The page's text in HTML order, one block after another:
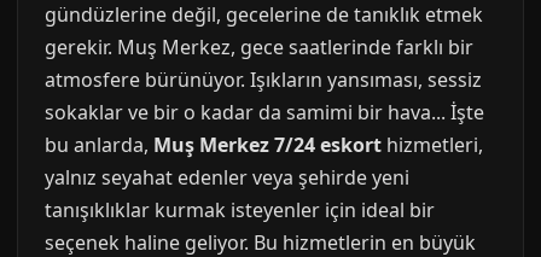
gündüzlerine değil, gecelerine de tanıklık etmek
gerekir. Muş Merkez, gece saatlerinde farklı bir
atmosfere bürünüyor. Işıkların yansıması, sessiz
sokaklar ve bir o kadar da samimi bir hava... İşte
bu anlarda, Muş Merkez 7/24 eskort hizmetleri,
yalnız seyahat edenler veya şehirde yeni
tanışıklıklar kurmak isteyenler için ideal bir
seçenek haline geliyor. Bu hizmetlerin en büyük